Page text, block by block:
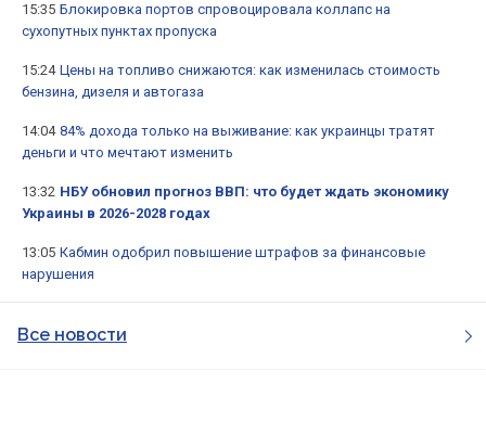
15:35 Блокировка портов спровоцировала коллапс на
сухопутных пунктах пропуска
15:24 Цены на топливо снижаются: как изменилась стоимость
бензина, дизеля и автогаза
14:04 84% дохода только на выживание: как украинцы тратят
деньги и что мечтают изменить
13:32 НБУ обновил прогноз ВВП: что будет ждать экономику
Украины в 2026-2028 годах
13:05 Кабмин одобрил повышение штрафов за финансовые
нарушения
Все новости